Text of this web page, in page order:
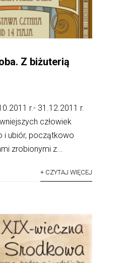
Z biżuterią
r.- 31.12.2011 r.
człowiek
i ubiór, początkowo
zrobionymi z...
+ CZYTAJ WIĘCEJ